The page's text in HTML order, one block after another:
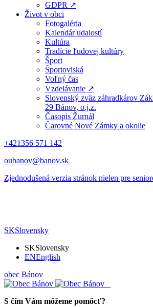
GDPR ↗
Život v obci
Fotogaléria
Kalendár udalostí
Kultúra
Tradície ľudovej kultúry
Šport
Športoviská
Voľný čas
Vzdelávanie ↗
Slovenský zväz záhradkárov
29 Bánov, o.j.z.
Časopis Žurnál
Čarovné Nové Zámky a okolie
+421356 571 142
oubanov@banov.sk
Zjednodušená verzia stránok nielen pre
SKSlovensky
SKSlovensky
ENEnglish
obec Bánov
S čím Vám môžeme pomôcť?